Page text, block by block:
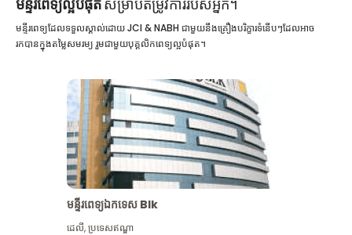
មន្ទីរពេទ្យល្អបំផុតសម្រាប់តម្រូវការរបស់អ្នក។
មន្ទីរពេទ្យដែលទទួលស្គាល់ដោយ JCI & NABH ជាមួយនឹងគ្រឿងបរិក្ខារទំនើបៗដែលអាច
រកបានក្នុងតម្លៃសមរម្យ រួមជាមួយបុគ្គលិកពេទ្យល្អបំផុត។
មន្ទីរពេទ្យឯកទេស Blk
ដេលី,ប្រទេសឥណ្ឌា